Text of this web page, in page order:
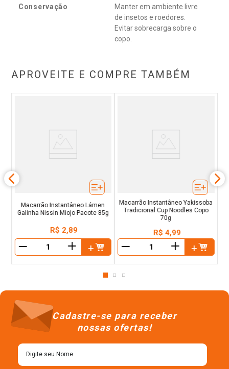
Conservação
Manter em ambiente livre
de insetos e roedores.
Evitar sobrecarga sobre o
copo.
APROVEITE E COMPRE TAMBÉM
Macarrão Instantâneo Lámen
Galinha Nissin Miojo Pacote 85g
R$ 2,89
＋
Macarrão Instantâneo Yakissoba
Tradicional Cup Noodles Copo
70g
R$ 4,99
＋
Cadastre-se para receber
nossas ofertas!